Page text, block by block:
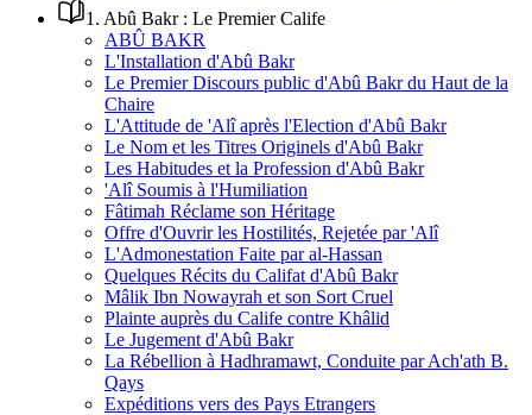
1 . Abû Bakr : Le Premier Calife
ABÛ BAKR
L'Installation d'Abû Bakr
Le Premier Discours public d'Abû Bakr du Haut de la
Chaire
L'Attitude de 'Alî après l'Election d'Abû Bakr
Le Nom et les Titres Originels d'Abû Bakr
Les Habitudes et la Profession d'Abû Bakr
'Alî Soumis à l'Humiliation
Fâtimah Réclame son Héritage
Offre d'Ouvrir les Hostilités, Rejetée par 'Alî
L'Admonestation Faite par al-Hassan
Quelques Récits du Califat d'Abû Bakr
Mâlik Ibn Nowayrah et son Sort Cruel
Plainte auprès du Calife contre Khâlid
Le Jugement d'Abû Bakr
La Rébellion à Hadhramawt, Conduite par Ach'ath B.
Qays
Expéditions vers des Pays Etrangers